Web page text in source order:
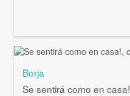
Borja
Se sentirá como en casa!